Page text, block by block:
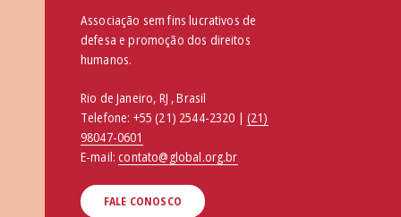
Associação sem fins lucrativos de
defesa e promoção dos direitos
humanos.
Rio de Janeiro, RJ , Brasil
Telefone: +55 (21) 2544-2320 | (21)
98047-0601
E-mail:contato@global.org.br
FALE CONOSCO